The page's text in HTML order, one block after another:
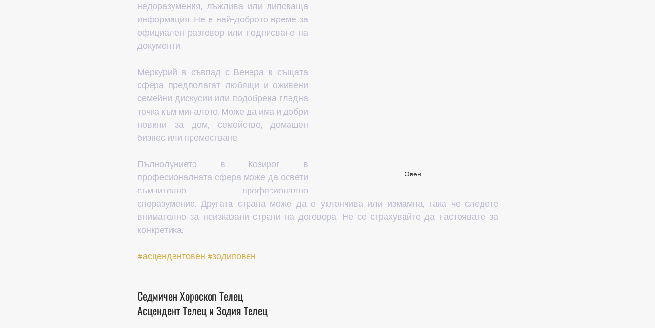
Овен
недоразумения, лъжлива или липсваща
информация. Не е най-доброто време за
официален разговор или подписване на
документи.
Меркурий в съвпад с Венера в същата
сфера предполагат любящи и оживени
семейни дискусии или подобрена гледна
точка към миналото. Може да има и добри
новини за дом, семейство, домашен
бизнес или преместване.
Пълнолунието в Козирог в
професионалната сфера може да освети
съмнително професионално
споразумение. Другата страна може да е уклончива или измамна, така че следете
внимателно за неизказани страни на договора. Не се страхувайте да настоявате за
конкретика.
#асцендентовен #зодияовен
Седмичен Хороскоп Телец
Асцендент Телец и Зодия Телец